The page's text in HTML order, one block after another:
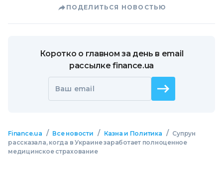
ПОДЕЛИТЬСЯ НОВОСТЬЮ
Коротко о главном за день в email
рассылке finance.ua
Ваш email
Finance.ua / Все новости / Казна и Политика / Супрун
рассказала, когда в Украине заработает полноценное
медицинское страхование